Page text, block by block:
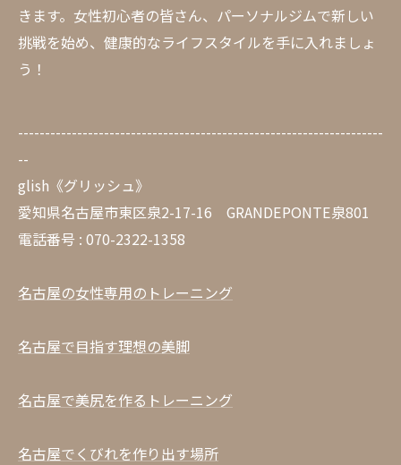
きます。女性初心者の皆さん、パーソナルジムで新しい
挑戦を始め、健康的なライフスタイルを手に入れましょ
う！
--------------------------------------------------------------------
--
glish《グリッシュ》
愛知県名古屋市東区泉2-17-16 GRANDEPONTE泉801
電話番号 : 070-2322-1358
名古屋の女性専用のトレーニング
名古屋で目指す理想の美脚
名古屋で美尻を作るトレーニング
名古屋でくびれを作り出す場所